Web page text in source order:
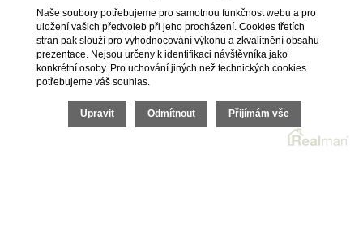
Elektřina
230V, 400V
Odpad
Veřejná kanalizace
2026 © BC Commerce s.r.o., všechna práva vyhrazena |
Povinně zveřejňované informace
Realitní SWRealman
Naše soubory potřebujeme pro samotnou funkčnost webu a pro
uložení vašich předvoleb při jeho procházení. Cookies třetích
stran pak slouží pro vyhodnocování výkonu a zkvalitnění obsahu
prezentace. Nejsou určeny k identifikaci návštěvníka jako
konkrétní osoby. Pro uchování jiných než technických cookies
potřebujeme váš souhlas.
Upravit Odmítnout Přijímám vše